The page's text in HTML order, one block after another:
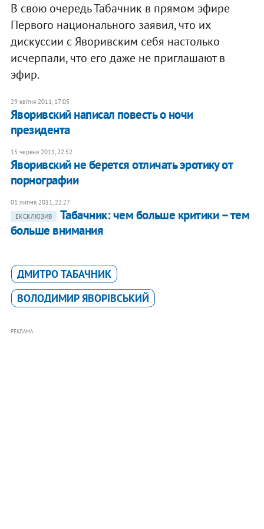
В свою очередь Табачник в прямом эфире
Первого национального заявил, что их
дискуссии с Яворивским себя настолько
исчерпали, что его даже не приглашают в
эфир.
29 квітня 2011, 17:05
Яворивский написал повесть о ночи
президента
15 червня 2011, 22:52
Яворивский не берется отличать эротику от
порнографии
01 липня 2011, 22:27
ЕКСКЛЮЗИВ
Табачник: чем больше критики – тем
больше внимания
ДМИТРО ТАБАЧНИК
ВОЛОДИМИР ЯВОРІВСЬКИЙ
РЕКЛАМА